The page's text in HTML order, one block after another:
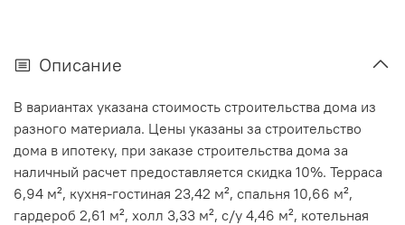
Описание
В вариантах указана стоимость строительства дома из
разного материала. Цены указаны за строительство
дома в ипотеку, при заказе строительства дома за
наличный расчет предоставляется скидка 10%. Терраса
6,94 м², кухня-гостиная 23,42 м², спальня 10,66 м²,
гардероб 2,61 м², холл 3,33 м², с/у 4,46 м², котельная